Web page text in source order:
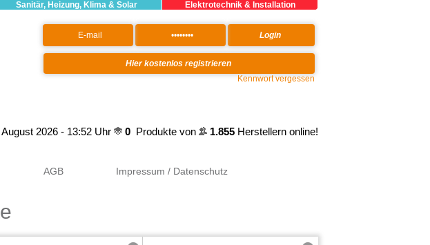
Sanitär, Heizung, Klima & Solar Elektrotechnik & Installation
Kennwort vergessen
2026 - 13:52 Uhr 0 Produkte von 1.855 Herstellern online!
AGB Impressum / Datenschutz